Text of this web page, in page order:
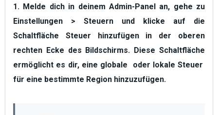
1. Melde dich in deinem Admin-Panel an, gehe zu
Einstellungen > Steuern und klicke auf die
Schaltfläche Steuer hinzufügenin der oberen
rechten Ecke des Bildschirms. Diese Schaltfläche
ermöglicht es dir, eine globale oder lokale Steuer
für eine bestimmte Region hinzuzufügen.